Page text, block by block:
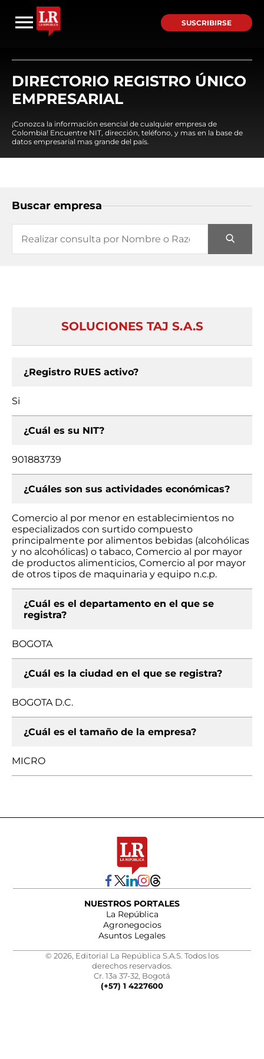
SUSCRIBIRSE
DIRECTORIO REGISTRO ÚNICO
EMPRESARIAL
¡Conozca la información esencial de cualquier empresa de
Colombia! Encuentre NIT, dirección, teléfono, y mas en la base de
datos empresarial mas grande del país.
Buscar empresa
SOLUCIONES TAJ S.A.S
¿Registro RUES activo?
Si
¿Cuál es su NIT?
901883739
¿Cuáles son sus actividades económicas?
Comercio al por menor en establecimientos no
especializados con surtido compuesto
principalmente por alimentos bebidas (alcohólicas
y no alcohólicas) o tabaco, Comercio al por mayor
de productos alimenticios, Comercio al por mayor
de otros tipos de maquinaria y equipo n.c.p.
¿Cuál es el departamento en el que se
registra?
BOGOTA
¿Cuál es la ciudad en el que se registra?
BOGOTA D.C.
¿Cuál es el tamaño de la empresa?
MICRO
NUESTROS PORTALES
La República
Agronegocios
Asuntos Legales
© 2026, Editorial La República S.A.S. Todos los
derechos reservados.
Cr. 13a 37-32, Bogotá
(+57) 1 4227600